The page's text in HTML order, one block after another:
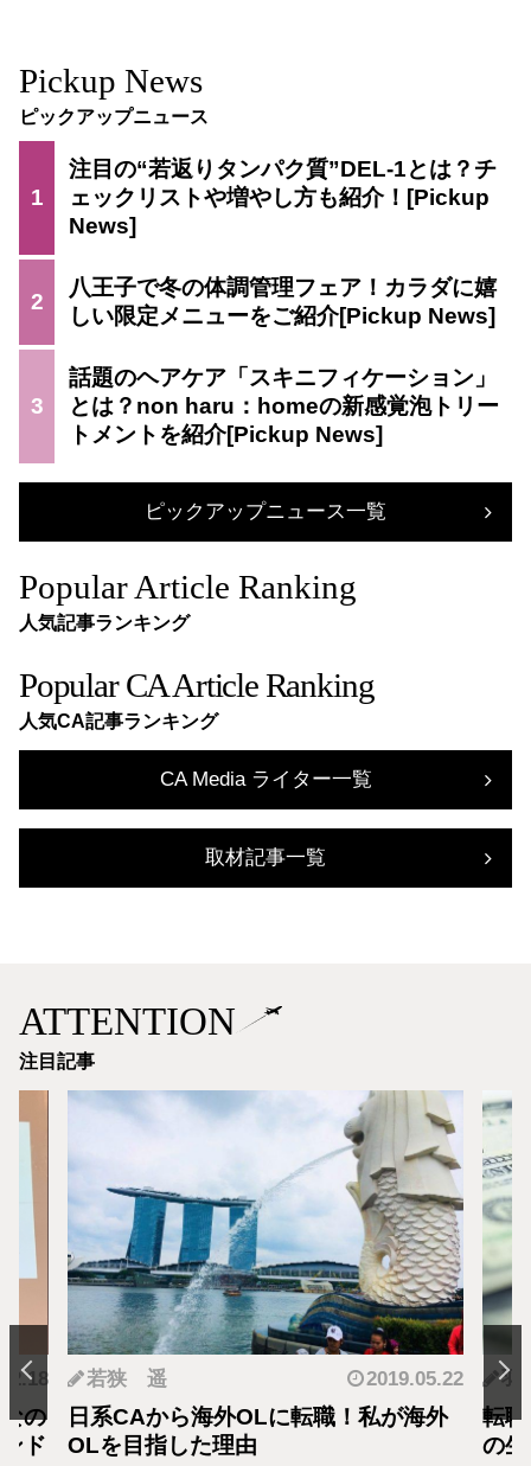
Pickup News
ピックアップニュース
1
注目の“若返りタンパク質”DEL-1とは？チ
ェックリストや増やし方も紹介！
2
八王子で冬の体調管理フェア！カラダに嬉
しい限定メニューをご紹介
3
話題のヘアケア「スキニフィケーション」
とは？non haru：homeの新感覚泡トリー
トメントを紹介
ピックアップニュース一覧
Popular Article Ranking
人気記事ランキング
Popular CA Article Ranking
人気CA記事ランキング
CA Media ライター一覧
取材記事一覧
ATTENTION
注目記事
の
ド
若狭 遥 2019.05.22
日系CAから海外OLに転職！私が海外
OLを目指した理由
羽
転
の